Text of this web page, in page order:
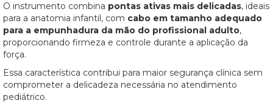
O instrumento combina pontas ativas mais delicadas, ideais
para a anatomia infantil, com cabo em tamanho adequado
para a empunhadura da mão do profissional adulto,
proporcionando firmeza e controle durante a aplicação da
força.
Essa característica contribui para maior segurança clínica sem
comprometer a delicadeza necessária no atendimento
pediátrico.